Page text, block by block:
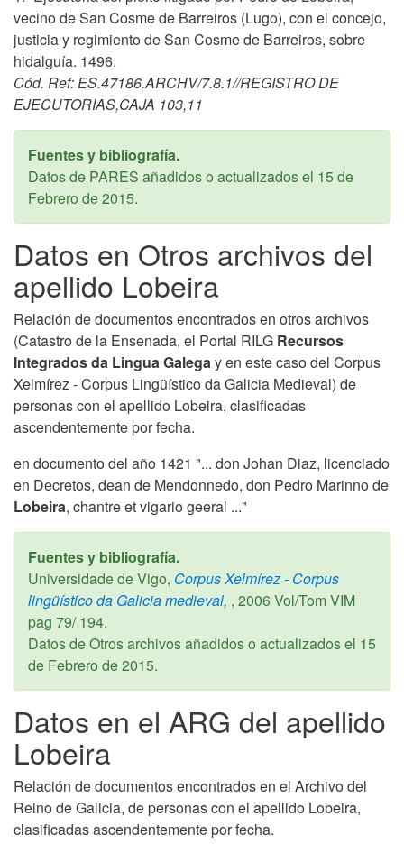
vecino de San Cosme de Barreiros (Lugo), con el concejo,
justicia y regimiento de San Cosme de Barreiros, sobre
hidalguía. 1496.
Cód. Ref: ES.47186.ARCHV/7.8.1//REGISTRO DE
EJECUTORIAS,CAJA 103,11
Fuentes y bibliografía.
Datos de PARES añadidos o actualizados el 15 de
Febrero de 2015.
Datos en Otros archivos del
apellido Lobeira
Relación de documentos encontrados en otros archivos
(Catastro de la Ensenada, el Portal RILG Recursos
Integrados da Lingua Galega y en este caso del Corpus
Xelmírez - Corpus Lingüístico da Galicia Medieval) de
personas con el apellido Lobeira, clasificadas
ascendentemente por fecha.
en documento del año 1421 "... don Johan Diaz, licenciado
en Decretos, dean de Mendonnedo, don Pedro Marinno de
Lobeira, chantre et vigario geeral ..."
Fuentes y bibliografía.
Universidade de Vigo, Corpus Xelmírez - Corpus
lingüístico da Galicia medieval, , 2006Vol/Tom VIM
pag 79/ 194.
Datos de Otros archivos añadidos o actualizados el 15
de Febrero de 2015.
Datos en el ARG del apellido
Lobeira
Relación de documentos encontrados en el Archivo del
Reino de Galicia, de personas con el apellido Lobeira,
clasificadas ascendentemente por fecha.